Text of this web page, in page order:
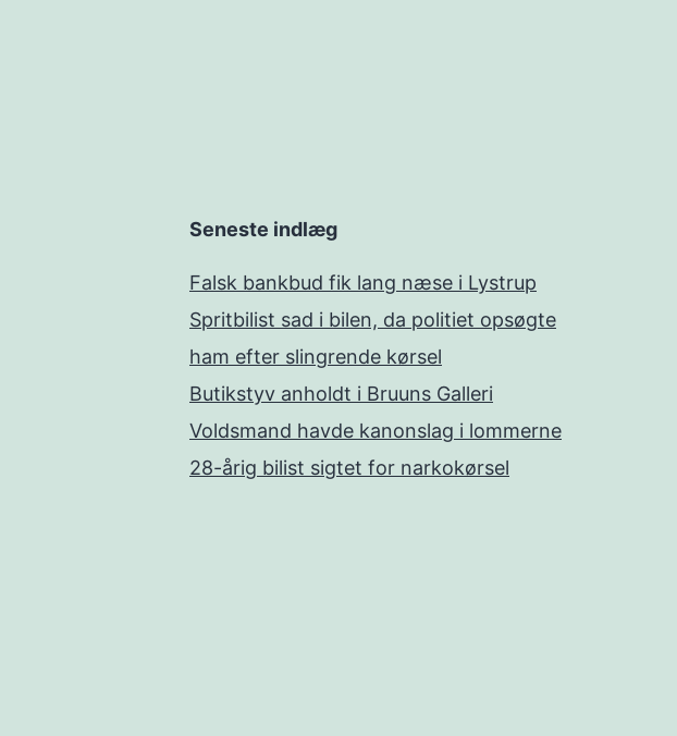
Seneste indlæg
Falsk bankbud fik lang næse i Lystrup
Spritbilist sad i bilen, da politiet opsøgte
ham efter slingrende kørsel
Butikstyv anholdt i Bruuns Galleri
Voldsmand havde kanonslag i lommerne
28-årig bilist sigtet for narkokørsel